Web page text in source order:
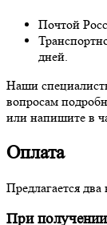
Почтой
дней.
Наши
вопросам
или напишите в
Оплата
Предлагается
При получении